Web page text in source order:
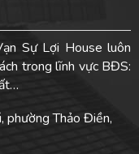
Sự Lợi House luôn
trong lĩnh vực BĐS:
phường Thảo Điền,